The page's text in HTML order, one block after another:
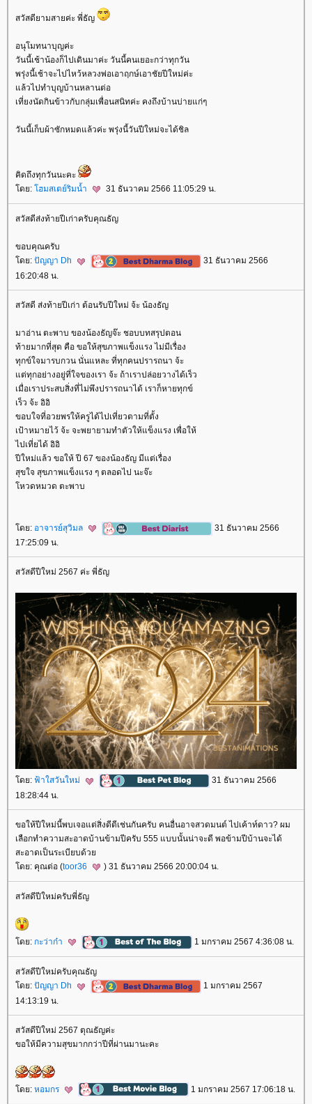
สวัสดียามสายค่ะ พี่ธัญ
อนุโมทนาบุญค่ะ
วันนี้เช้าน้องก็ไปเดินมาค่ะ วันนี้คนเยอะกว่าทุกวัน
พรุ่งนี้เช้าจะไปไหว้หลวงพ่อเอาฤกษ์เอาชัยปีใหม่ค่ะ
ล้วไปทำบุญบ้านหลานต่อ
เที่ยงนัดกินข้าวกับกลุ่มเพื่อนสนิทค่ะ คงถึงบ้านบ่ายแก่ๆ
วันนี้เก็บผ้าซักหมดแล้วค่ะ พรุ่งนี้วันปีใหม่จะได้ชิล
คิดถึงทุกวันนะคะ
ดย: ฮมสเตย์ริมน้ำ 31 ธันวาคม 2566 11:05:29 น.
สวัสดีส่งท้ายปีเก่าครับคุณธัญ
ขอบคุณครับ
ดย: ปัญญา Dh
31 ธันวาคม 2566
16:20:48 น.
สวัสดี ส่งท้ายปีเก่า ต้อนรับปีใหม่ จ้ะ น้องธัญ
มาอ่าน ตะพาบ ของน้องธัญจ๊ะ ชอบบทสรุปตอน
ท้ายมากที่สุด คือ ขอให้สุขภาพแข็งแรง ไม่มีเรื่อง
ทุกข์ใจมารบกวน นั่นแหละ ที่ทุกคนปรารถนา จ้ะ
ต่ทุกอย่างอยู่ที่ใจของเรา จ้ะ ถ้าเราปล่อยวางได้เร็ว
เมื่อเราประสบสิ่งที่ไม่พึงปรารถนาได้ เราก็หายทุกข์
เร็ว จ้ะ อิอิ
ขอบใจที่อวยพรให้ครูได้ไปเที่ยวตามที่ตั้ง
เป้าหมายไว้ จ้ะ จะพยายามทำตัวให้แข็งแรง เพื่อให้
ไปเที่ยได้ อิอิ
ปีใหม่แล้ว ขอให้ ปี 67 ของน้องธัญ มีแต่เรื่อง
สุขใจ สุขภาพแข็งแรง ๆ ตลอดไป นะจ๊ะ
หวดหมวด ตะพาบ
ดย: อาจารย์สุวิมล
31 ธันวาคม 2566
17:25:09 น.
สวัสดีปีใหม่ 2567 ค่ะ พี่ธัญ
ดย: ฟ้าใสวันใหม่
31 ธันวาคม 2566
18:28:44 น.
ขอให้ปีใหม่นี้พบเจอแต่สิ่งดีดีเช่นกันครับ คนอื่นอาจสวดมนต์ ไปเค้าท์ดาว? ผม
เลือกทำความสะอาดบ้านข้ามปีครับ 555 แบบนั้นน่าจะดี พอข้ามปีบ้านจะได้
สะอาดเป็นระเบียบด้ว
ดย: คุณต่อ (toor36 ) 31 ธันวาคม 2566 20:00:04 น.
สวัสดีปีใหม่ครับพี่ธัญ
ดย: กะว่าก๋า 1 มกราคม 2567 4:36:08 น.
สวัสดีปีใหม่ครับคุณธัญ
ดย: ปัญญา Dh
1 มกราคม 2567
14:13:19 น.
สวัสดีปีใหม่ 2567 ตุณธัญค่ะ
ขอให้มีความสุขมากกว่าปีที่ผ่านมานะคะ
ดย: หอมกร 1 มกราคม 2567 17:06:18 น.